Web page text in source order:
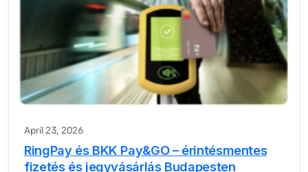
April 23, 2026
RingPay és BKK Pay&GO – érintésmentes
fizetés és jegyvásárlás Budapesten